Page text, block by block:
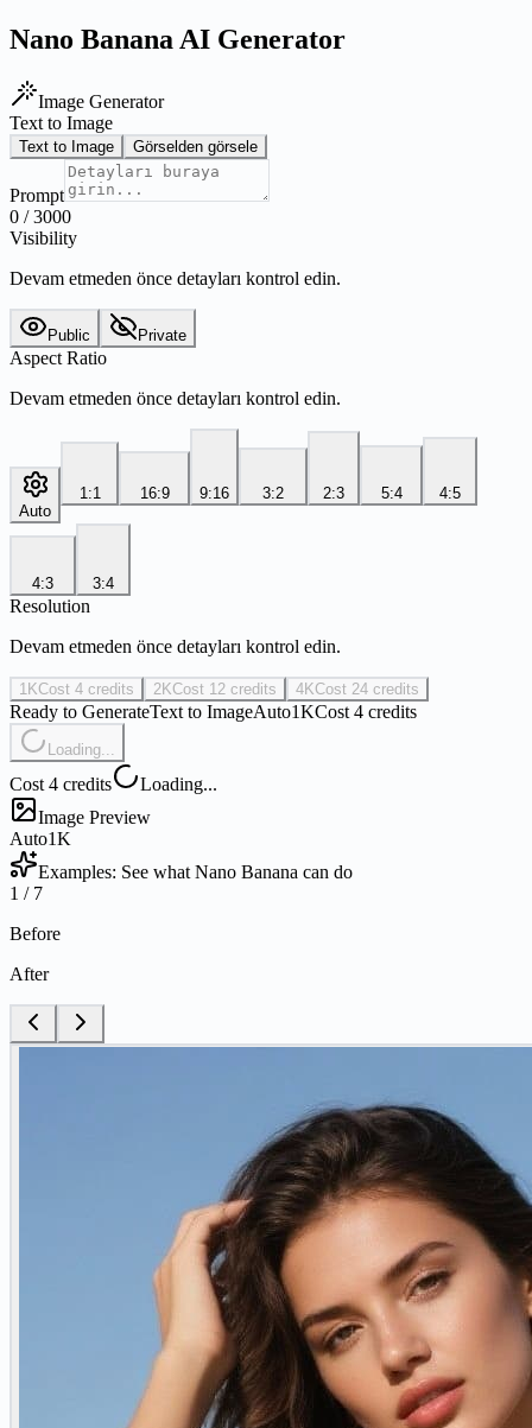
Nano Banana AI Generator
Image Generator
Text to Image
Text to Image Görselden görsele
Prompt
0 /3000
Visibility
Devam etmeden önce detayları kontrol edin.
Public Private
Aspect Ratio
Devam etmeden önce detayları kontrol edin.
Auto
1:1 16:9 9:16 3:2 2:3 5:4 4:5
4:3 3:4
Resolution
Devam etmeden önce detayları kontrol edin.
1KCost 4 credits 2KCost 12 credits 4KCost 24 credits
Ready to GenerateText to ImageAuto1KCost 4 credits
Loading...
Cost 4 credits
Loading...
Image Preview
Auto1K
Examples: See what Nano Banana can do
1 / 7
Before
After